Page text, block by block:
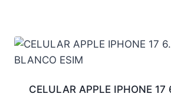
CELULAR APPLE IPHONE 17